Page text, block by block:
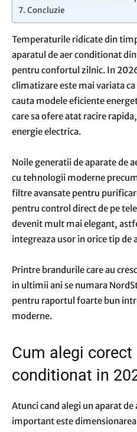
Concluzie
Temperaturile ridicate din
aparatul de aer conditionat
pentru confortul zilnic. In
climatizare este mai variata
cauta modele eficiente
care sa ofere atat racire
energie electrica.
Noile generatii de aparate de
cu tehnologii moderne
filtre avansate pentru
pentru control direct de pe
devenit mult mai elegant,
integreaza usor in orice tip de
Printre brandurile care au
in ultimii ani se numara
pentru raportul foarte bun
moderne.
Cum alegi
conditionat in
Atunci cand alegi un aparat
important este